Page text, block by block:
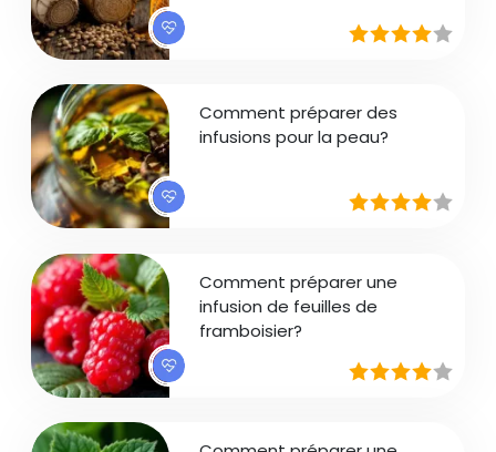
Comment préparer des
infusions pour la peau?
Comment préparer une
infusion de feuilles de
framboisier?